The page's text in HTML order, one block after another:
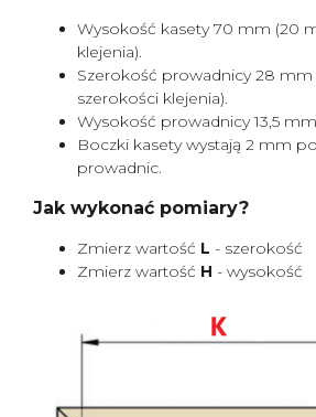
Wysokość kasety 70 mm (20
klejenia).
Szerokość prowadnicy 28
szerokości klejenia).
Wysokość prowadnicy 13,5
Boczki kasety wystają 2 mm
prowadnic.
Jak wykonać pomiary?
Zmierz wartość L - szerokość
Zmierz wartość H - wysokość